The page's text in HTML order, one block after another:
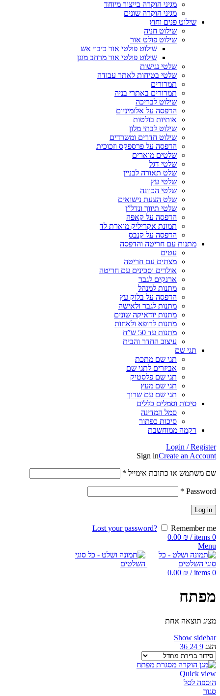
מגיני הוקרה בייצור מיוחד
מגיני הוקרה שונים
שילוט פנים וחוץ
שילוט חניה
שילוט פולט אור
שילוט פולטי אור כיבוי אש
שילוט פולטי אור מרחב מוגן
שלטי נגישות
שלטי בטיחות לאתר עבודה
תמרורים
תמרורים באתרי בניה
שילוט לבריכה
הדפסה על אלומיניום
אותיות בולטות
שילוט לבתי מלון
שילוט חדרים ומשרדים
הדפסה על פרספקס וזכוכית
שלטים מוארים
שלטי דגל
שלט תאורה לבניין
שלטי עץ
שלטי הכוונה
שלט הצעת נישואים
שלטי תיווך ונדל”ן
הדפסה על קאפה
תמונת אקריליק מוארת לד
הדפסה על קנבס
מתנות עם חריטה והדפסה
עטים
מצתים עם חריטה
אולרים וסכינים עם חריטה
ארנקים לגבר
מתנות למנהל
הדפסה על בלוק עץ
מתנות לגבר ולאישה
מתנות יודאיקה שונים
מתנות לרופא ולאחות
מתנות עד 50 ש”ח
עיצוב החדר והבית
תגי שם
תגי שם מתכת
אביזרים לתגי שם
תגי שם פלסטיק
תגי שם מעץ
תגי שם עם שרוך
סיכות וסמלים כללים
סמל המדינה
סיכות כפתור
רקמה ממוחשבת
Login / Register
Sign inCreate an Account
שם משתמש או כתובת אימייל *
Password
*
Log in
Lost your password?
Remember me
0
items
/
0.00 ₪
Menu
0
items
/
0.00 ₪
מפתח
מציג תוצאה אחת
Show sidebar
הצג 9
24
36
Quick view
הוספה לסל
סגור